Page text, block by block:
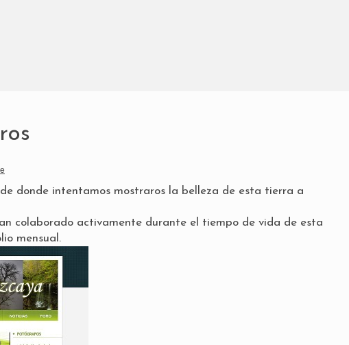
donde intentamos mostraros la belleza de esta tierra a
colaborado activamente durante el tiempo de vida de esta
mensual .